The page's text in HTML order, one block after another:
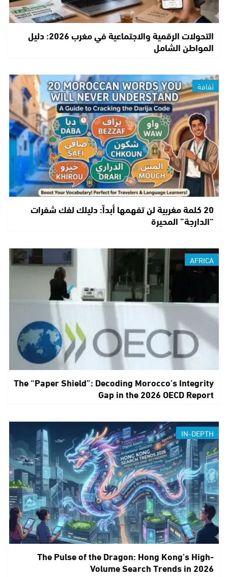
التحولات الرقمية والاجتماعية في مغرب 2026: دليل
المواطن الشامل
ثقافة
20 كلمة مغربية لن تفهمها أبداً: دليلك لفك شفرات
“الدارجة” المحيرة
AFRICA
The “Paper Shield”: Decoding Morocco’s Integrity
Gap in the 2026 OECD Report
IN-DEPTH
The Pulse of the Dragon: Hong Kong’s High-
Volume Search Trends in 2026